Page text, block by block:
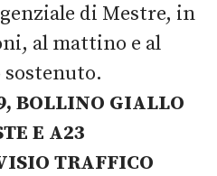
di Mestre, in
al mattino e al
BOLLINO GIALLO
E A23
TRAFFICO